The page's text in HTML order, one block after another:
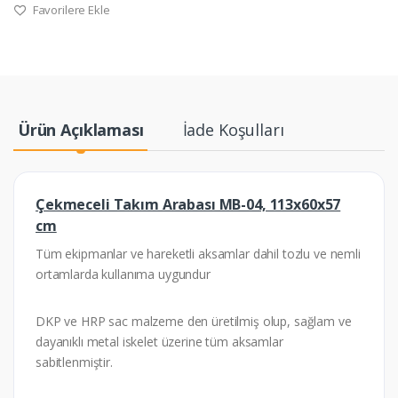
Favorilere Ekle
Ürün Açıklaması İade Koşulları
Çekmeceli Takım Arabası MB-04, 113x60x57
cm
Tüm ekipmanlar ve hareketli aksamlar dahil tozlu ve nemli
ortamlarda kullanıma uygundur
DKP ve HRP sac malzeme den üretilmiş olup, sağlam ve
dayanıklı metal iskelet üzerine tüm aksamlar
sabitlenmiştir.